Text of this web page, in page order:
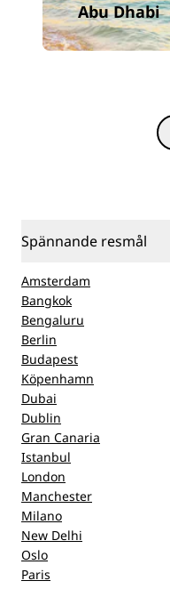
Abu Dhabi
Spännande resmål
Amsterdam
Bangkok
Bengaluru
Berlin
Budapest
Köpenhamn
Dubai
Dublin
Gran Canaria
Istanbul
London
Manchester
Milano
New Delhi
Oslo
Paris